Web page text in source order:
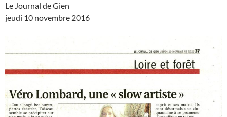
Le Journal de Gien
jeudi 10 novembre 2016